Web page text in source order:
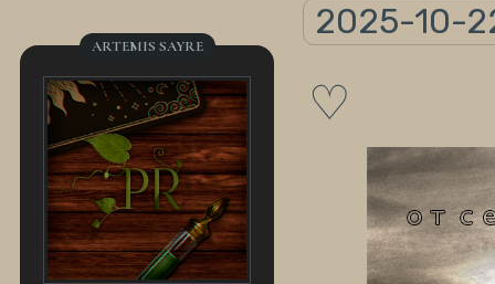
2025-10-
ARTEMIS SAYRE
♡